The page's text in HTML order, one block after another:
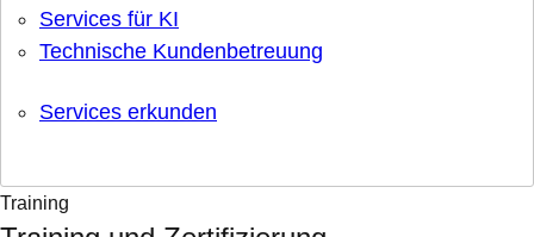
Services für KI
Technische Kundenbetreuung
Services erkunden
Training